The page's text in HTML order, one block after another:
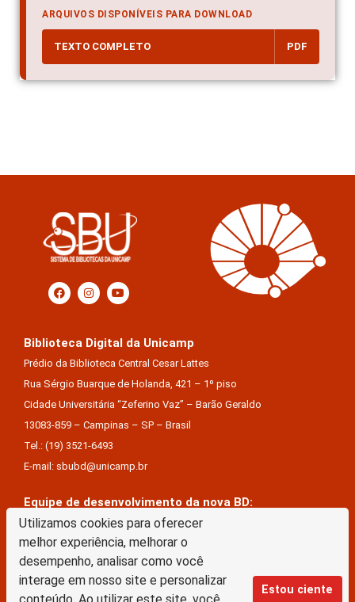
Utilizamos cookies para oferecer
melhor experiência, melhorar o
desempenho, analisar como você
interage em nosso site e personalizar
Estou ciente
ARQUIVOS DISPONÍVEIS PARA DOWNLOAD
TEXTO COMPLETO PDF
Biblioteca Digital da Unicamp
Prédio da Biblioteca Central Cesar Lattes
Rua Sérgio Buarque de Holanda, 421 – 1º piso
Cidade Universitária “Zeferino Vaz” – Barão Geraldo
13083-859 – Campinas – SP – Brasil
Tel.: (19) 3521-6493
E-mail: sbubd@unicamp.br
Equipe de desenvolvimento da nova BD:
Keite Aparecida Duarte
Márcio Vinícius De Jesus Almeida
Saul Victor De Castro E Silva
A Biblioteca Digital da Unicamp está licenciado com uma Licença Creative Commons –